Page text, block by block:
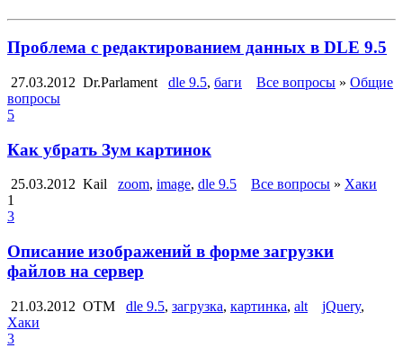
Проблема с редактированием данных в DLE 9.5
27.03.2012 Dr.Parlament dle 9.5, баги Все вопросы » Общие
вопросы
5
Как убрать Зум картинок
25.03.2012 Kail zoom, image, dle 9.5 Все вопросы » Хаки
1
3
Описание изображений в форме загрузки
файлов на сервер
21.03.2012 OTM dle 9.5, загрузка, картинка, alt jQuery,
Хаки
3